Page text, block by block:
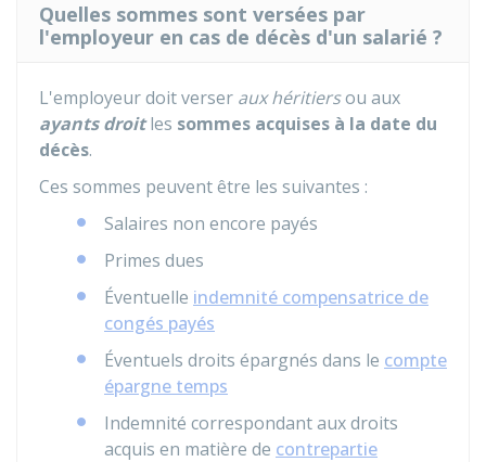
Quelles sommes sont versées par
l'employeur en cas de décès d'un salarié ?
L'employeur doit verser aux héritiersou aux
ayants droitles sommes acquises à la date du
décès.
Ces sommes peuvent être les suivantes :
Salaires non encore payés
Primes dues
Éventuelle indemnité compensatrice de
congés payés
Éventuels droits épargnés dans le compte
épargne temps
Indemnité correspondant aux droits
acquis en matière de contrepartie